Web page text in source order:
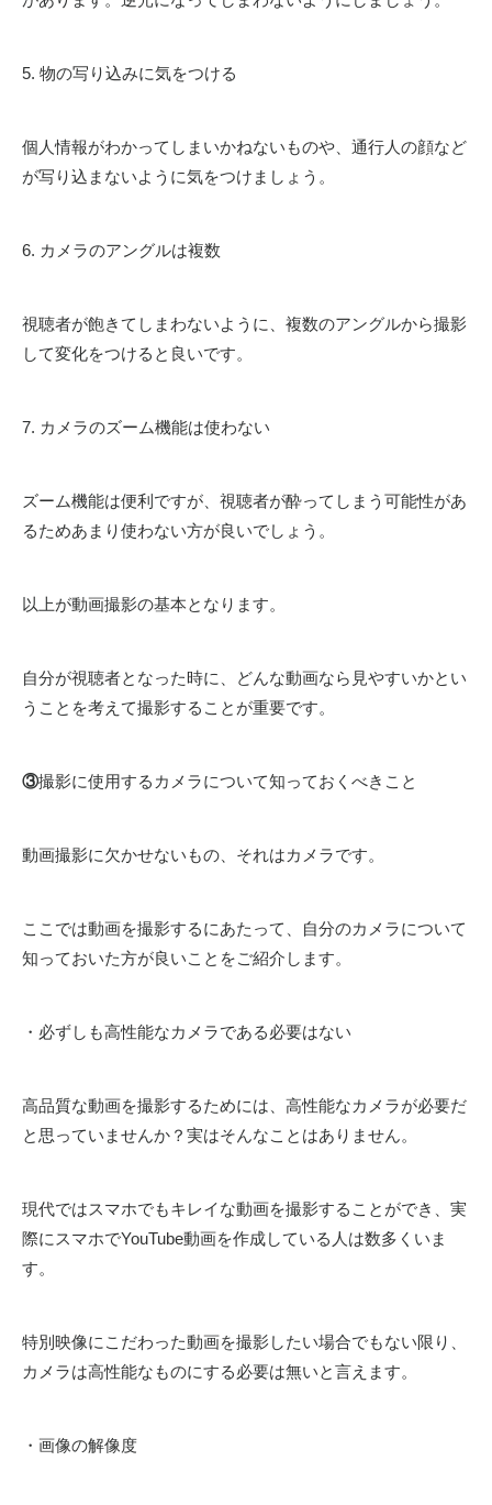
5. 物の写り込みに気をつける
個人情報がわかってしまいかねないものや、通行人の顔など
が写り込まないように気をつけましょう。
6. カメラのアングルは複数
視聴者が飽きてしまわないように、複数のアングルから撮影
して変化をつけると良いです。
7. カメラのズーム機能は使わない
ズーム機能は便利ですが、視聴者が酔ってしまう可能性があ
るためあまり使わない方が良いでしょう。
以上が動画撮影の基本となります。
自分が視聴者となった時に、どんな動画なら見やすいかとい
うことを考えて撮影することが重要です。
③撮影に使用するカメラについて知っておくべきこと
動画撮影に欠かせないもの、それはカメラです。
ここでは動画を撮影するにあたって、自分のカメラについて
知っておいた方が良いことをご紹介します。
・必ずしも高性能なカメラである必要はない
高品質な動画を撮影するためには、高性能なカメラが必要だ
と思っていませんか？実はそんなことはありません。
現代ではスマホでもキレイな動画を撮影することができ、実
際にスマホでYouTube動画を作成している人は数多くいま
す。
特別映像にこだわった動画を撮影したい場合でもない限り、
カメラは高性能なものにする必要は無いと言えます。
・画像の解像度